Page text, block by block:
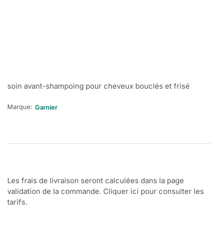
soin avant-shampoing pour cheveux bouclés et frisé
Marque: Garnier
Les frais de livraison seront calculées dans la page
validation de la commande. Cliquer ici pour consulter les
tarifs.